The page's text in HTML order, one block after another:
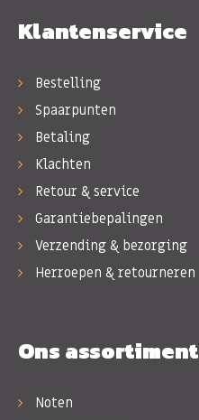
Klantenservice
Bestelling
Spaarpunten
Betaling
Klachten
Retour & service
Garantiebepalingen
Verzending & bezorging
Herroepen & retourneren
Ons assortiment
Noten